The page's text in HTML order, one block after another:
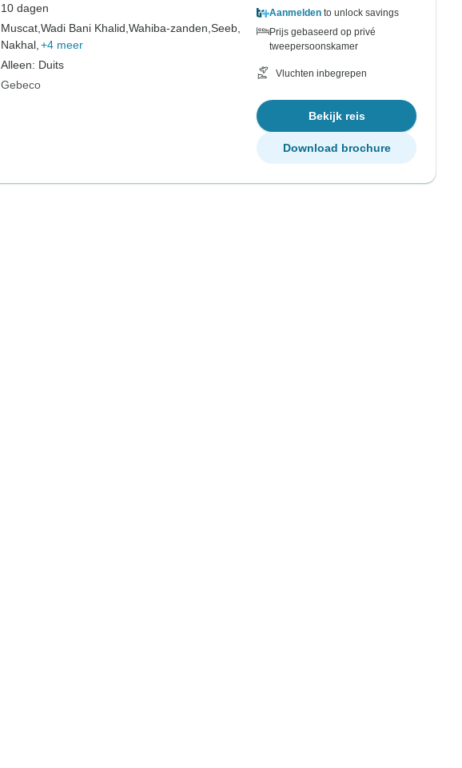
10 dagen
Muscat, Wadi Bani Khalid, Wahiba-zanden, Seeb,
Nakhal, +4 meer
Alleen: Duits
Gebeco
Aanmelden to unlock savings
Prijs gebaseerd op privé
tweepersoonskamer
Vluchten inbegrepen
Bekijk reis
Download brochure